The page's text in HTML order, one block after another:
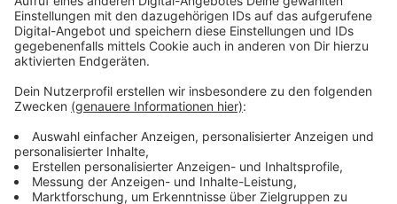
«Gesunde Menschen, die in Deutschland unterwegs
sind, brauchen keine Maske», so ein Sprecher der
Bundesvereinigung Deutscher Apothekerverbände
(ABDA). Ein einfacher Mund-Nasen-Schutz, wie ihn
Pfleger und Ärzte bei Eingriffen tragen, schütze
sowieso nicht vor einer Ansteckung mit dem neuen
Virus Sars-CoV-2.